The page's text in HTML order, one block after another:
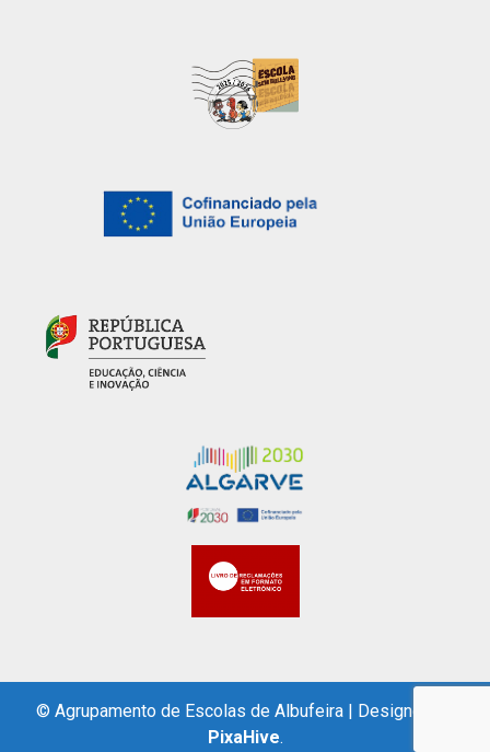
© Agrupamento de Escolas de Albufeira
Designed by
PixaHive.